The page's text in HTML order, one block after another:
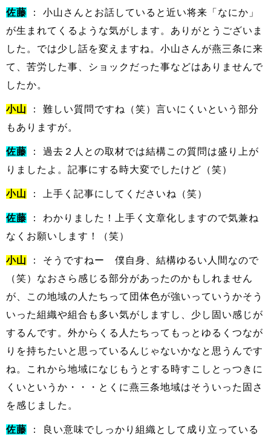
佐藤 ： 小山さんとお話していると近い将来「なにか」
が生まれてくるような気がします。ありがとうございま
した。では少し話を変えますね。小山さんが燕三条に来
て、苦労した事、ショックだった事などはありませんで
したか。
小山
： 難しい質問ですね（笑）言いにくいという部分
もありますが。
佐藤 ： 過去２人との取材では結構この質問は盛り上が
りましたよ。記事にする時大変でしたけど（笑）
小山 ： 上手く記事にしてくださいね（笑）
佐藤 ： わかりました！上手く文章化しますので気兼ね
なくお願いします！（笑）
小山
： そうですねー 僕自身、結構ゆるい人間なので
（笑）なおさら感じる部分があったのかもしれません
が、この地域の人たちって団体色が強いっていうかそう
いった組織や組合も多い気がしますし、少し固い感じが
するんです。外からくる人たちってもっとゆるくつなが
りを持ちたいと思っているんじゃないかなと思うんです
ね。これから地域になじもうとする時すこしとっつきに
くいというか・・・とくに燕三条地域はそういった固さ
を感じました。
佐藤 ： 良い意味でしっかり組織として成り立っている